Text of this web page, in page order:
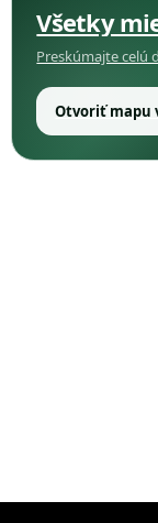
Všetky
Preskúmajte celú
Otvoriť mapu